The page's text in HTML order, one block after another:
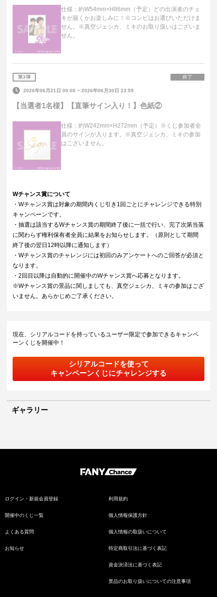
仕様：約W54mm×H86mm（予定）どの出演者のチェ
キが届くかお楽しみに！※コンビはお選びいただけま
せん。※真空ジェシカ、ミキのお取り扱いはございま
せん。
第3弾 終了
2026年06月21日 00:00 ~2026年06月30日 23:59
【当選者1名様】【直筆サイン入り！】色紙②
仕様：約W242mm×H272mm（予定）※くじ参加者全
員のサインが入ります。※真空ジェシカ、ミキの参加
はございません。
Wチャンス賞について
・Wチャンス賞は対象の期間内くじ引き1回ごとにチャレンジできる特別
キャンペーンです。
・抽選は該当するWチャンス賞の期間終了後に一括で行い、完了次第当落
に関わらず権利保有者全員に結果をお知らせします。（原則として期間
終了後の翌日12時以降に通知します）
・Wチャンス賞のチャレンジには初回のみアンケートへのご回答が必須と
なります。
・2回目以降は自動的に開催中のWチャンス賞へ応募となります。
※Wチャンス賞の景品に関しましても、真空ジェシカ、ミキの参加はござ
いません。あらかじめご了承ください。
現在、シリアルコードを持っているユーザー限定で参加できるキャンペ
ーンくじを開催中！
シリアルコードを使って
キャンペーンくじにチャレンジする
ギャラリー
ログイン・新規会員登録
開催中のくじ一覧
よくある質問
お知らせ
利用規約
個人情報保護方針
個人情報の取扱いについて
特定商取引法に基づく表記
資金決済法に基づく表記
景品のお取り扱いについての注意事項